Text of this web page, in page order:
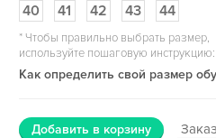
40 41 42 43 44
*Чтобы правильно выбрать размер,
используйте пошаговую инструкцию:
Как определить свой размер
Добавить в корзину